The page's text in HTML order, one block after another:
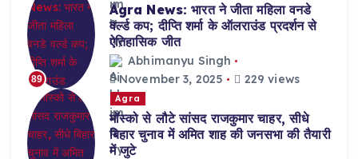
89
Agra News: भारत ने जीता महिला वनडे
वर्ल्ड कप; दीप्ति शर्मा के ऑलराउंड प्रदर्शन से
ऐतिहासिक जीत
Abhimanyu Singh
November 3, 2025
229 views
Agra
मॉस्को से लौटे सांसद राजकुमार चाहर, सीधे
बिहार चुनाव में अमित शाह की जनसभा की तैयारी
में जुटे